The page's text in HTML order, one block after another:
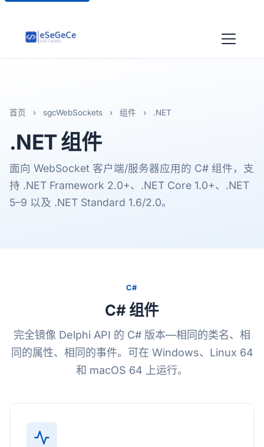
首页 › sgcWebSockets › 组件 › .NET
.NET组件
面向 WebSocket 客户端/服务器应用的 C# 组件，支
持 .NET Framework 2.0+、.NET Core 1.0+、.NET
5–9 以及 .NET Standard 1.6/2.0。
C#
C# 组件
完全镜像 Delphi API 的 C# 版本—相同的类名、相
同的属性、相同的事件。可在 Windows、Linux 64
和 macOS 64 上运行。